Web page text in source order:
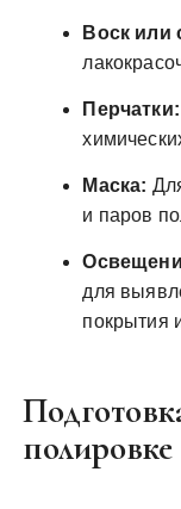
Воск или
Перчатки:
Маска:
и паров
для
покрытия
полировке